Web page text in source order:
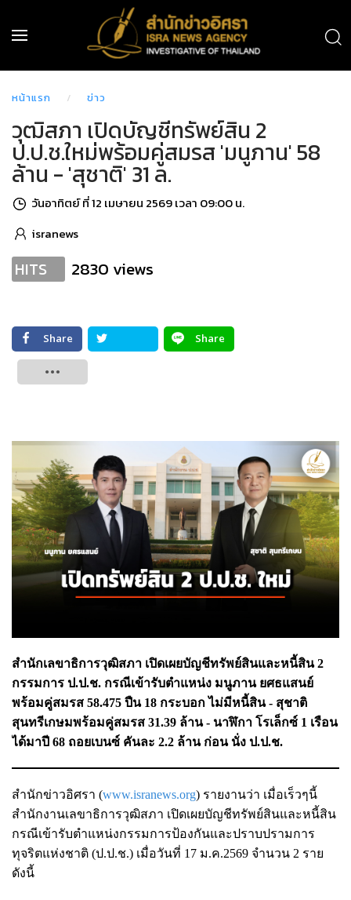
หน้าแรก ข่าว
วุฒิสภา เปิดบัญชีทรัพย์สิน 2
ป.ป.ช.ใหม่พร้อมคู่สมรส 'มนูภาน' 58
ล้าน - 'สุชาติ' 31 ล.
วันอาทิตย์ ที่ 12 เมษายน 2569 เวลา 09:00 น.
isranews
HITS 2830 views
Share
Share
สำนักเลขาธิการวุฒิสภา เปิดเผยบัญชีทรัพย์สินและหนี้สิน 2
กรรมการ ป.ป.ช. กรณีเข้ารับตำแหน่ง มนูภาน ยศธแสนย์
พร้อมคู่สมรส 58.475 ปืน 18 กระบอก ไม่มีหนี้สิน - สุชาติ
สุนทรีเกษมพร้อมคู่สมรส 31.39 ล้าน - นาฬิกา โรเล็กซ์ 1 เรือน
ได้มาปี 68 ถอยเบนซ์ คันละ 2.2 ล้าน ก่อน นั่ง ป.ป.ช.
สำนักข่าวอิศรา (www.isranews.org) รายงานว่า เมื่อเร็วๆนี้
สำนักงานเลขาธิการวุฒิสภา เปิดเผยบัญชีทรัพย์สินและหนี้สิน
กรณีเข้ารับตำแหน่งกรรมการป้องกันและปราบปรามการ
ทุจริตแห่งชาติ (ป.ป.ช.) เมื่อวันที่ 17 ม.ค.2569 จำนวน 2 ราย
ดังนี้